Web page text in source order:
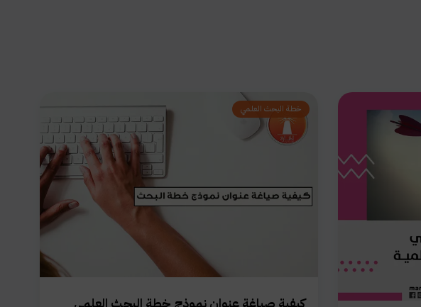
خطة البحث العلمي
كيفية صياغة عنوان نموذج خطة البحث العلمي